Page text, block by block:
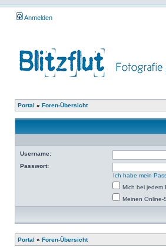
Anmelden
Portal » Foren-Übersicht
Username:
Passwort:
Ich habe mein
Mich bei jedem
Meinen Online-
Portal » Foren-Übersicht